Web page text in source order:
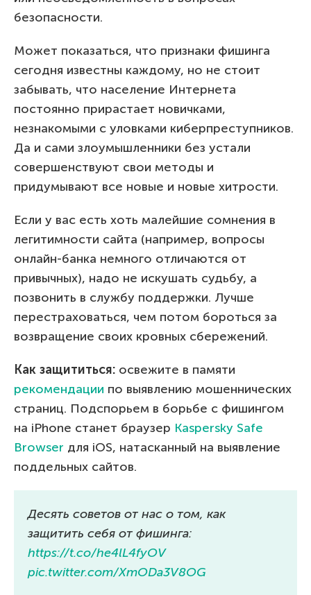
безопасности.
Может показаться, что признаки фишинга
сегодня известны каждому, но не стоит
забывать, что население Интернета
постоянно прирастает новичками,
незнакомыми с уловками киберпреступников.
Да и сами злоумышленники без устали
совершенствуют свои методы и
придумывают все новые и новые хитрости.
Если у вас есть хоть малейшие сомнения в
легитимности сайта (например, вопросы
онлайн-банка немного отличаются от
привычных), надо не искушать судьбу, а
позвонить в службу поддержки. Лучше
перестраховаться, чем потом бороться за
возвращение своих кровных сбережений.
Как защититься: освежите в памяти
рекомендации по выявлению мошеннических
страниц. Подспорьем в борьбе с фишингом
на iPhone станет браузер Kaspersky Safe
Browser для iOS, натасканный на выявление
поддельных сайтов.
Десять советов от нас о том, как
защитить себя от фишинга:
https://t.co/he4lL4fyOV
pic.twitter.com/XmODa3V8OG